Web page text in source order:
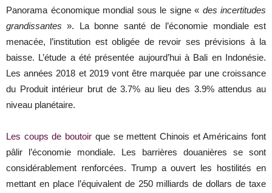
Panorama économique mondial sous le signe « des incertitudes
grandissantes ». La bonne santé de l’économie mondiale est
menacée, l’institution est obligée de revoir ses prévisions à la
baisse. L’étude a été présentée aujourd’hui à Bali en Indonésie.
Les années 2018 et 2019 vont être marquée par une croissance
du Produit intérieur brut de 3.7% au lieu des 3.9% attendus au
niveau planétaire.
Les coups de boutoir que se mettent Chinois et Américains font
pâlir l’économie mondiale. Les barrières douanières se sont
considérablement renforcées. Trump a ouvert les hostilités en
mettant en place l’équivalent de 250 milliards de dollars de taxe